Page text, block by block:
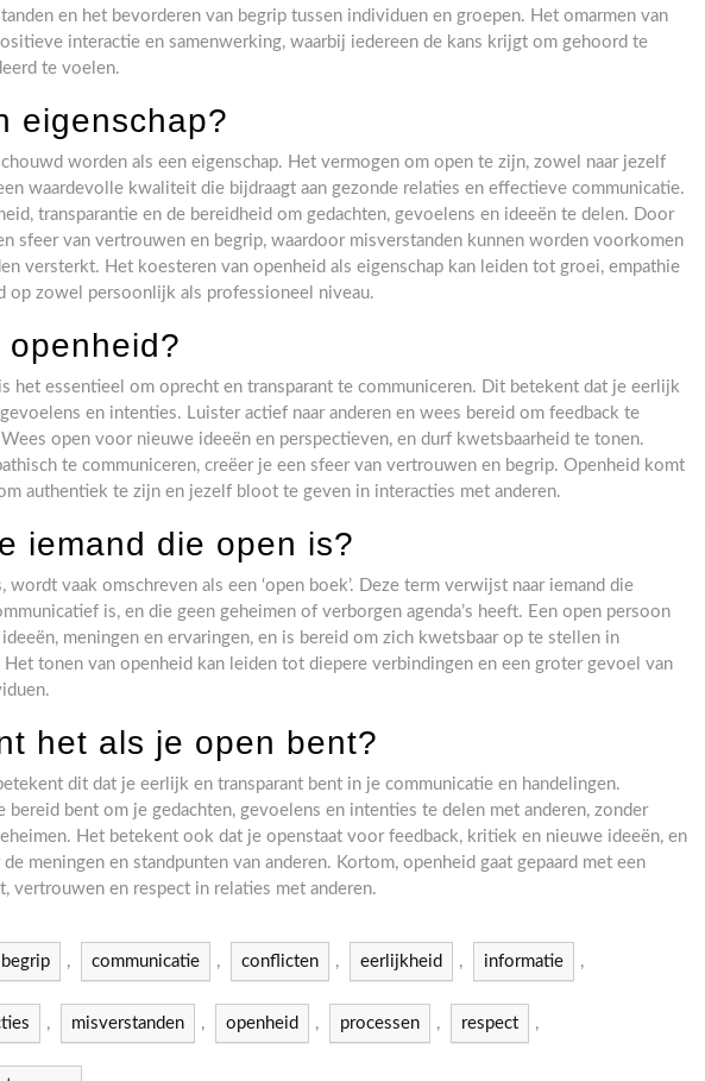
en het bevorderen van begrip tussen individuen en groepen. Het omarmen van
interactie en samenwerking, waarbij iedereen de kans krijgt om gehoord te
te voelen.
eigenschap?
worden als een eigenschap. Het vermogen om open te zijn, zowel naar jezelf
waardevolle kwaliteit die bijdraagt aan gezonde relaties en effectieve communicatie.
transparantie en de bereidheid om gedachten, gevoelens en ideeën te delen. Door
sfeer van vertrouwen en begrip, waardoor misverstanden kunnen worden voorkomen
versterkt. Het koesteren van openheid als eigenschap kan leiden tot groei, empathie
op zowel persoonlijk als professioneel niveau.
het essentieel om oprecht en transparant te communiceren. Dit betekent dat je eerlijk
en intenties. Luister actief naar anderen en wees bereid om feedback te
open voor nieuwe ideeën en perspectieven, en durf kwetsbaarheid te tonen.
te communiceren, creëer je een sfeer van vertrouwen en begrip. Openheid komt
authentiek te zijn en jezelf bloot te geven in interacties met anderen.
iemand die open is?
wordt vaak omschreven als een ‘open boek’. Deze term verwijst naar iemand die
is, en die geen geheimen of verborgen agenda’s heeft. Een open persoon
meningen en ervaringen, en is bereid om zich kwetsbaar op te stellen in
Het tonen van openheid kan leiden tot diepere verbindingen en een groter gevoel van
het als je open bent?
dit dat je eerlijk en transparant bent in je communicatie en handelingen.
bereid bent om je gedachten, gevoelens en intenties te delen met anderen, zonder
Het betekent ook dat je openstaat voor feedback, kritiek en nieuwe ideeën, en
meningen en standpunten van anderen. Kortom, openheid gaat gepaard met een
vertrouwen en respect in relaties met anderen.
begrip , communicatie , conflicten , eerlijkheid , informatie ,
, misverstanden , openheid , processen , respect ,